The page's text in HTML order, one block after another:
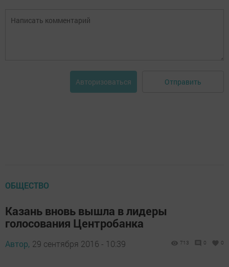
Авторизоваться Отправить
ОБЩЕСТВО
Казань вновь вышла в лидеры
голосования Центробанка
Автор, 29 сентября 2016 - 10:39 713 0 0